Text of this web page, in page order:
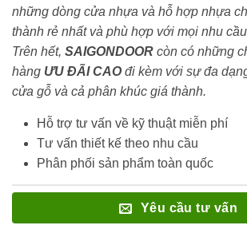
những dòng cửa nhựa và hỗ hợp nhựa
thành rẻ nhất và phù hợp với mọi nhu
Trên hết, SAIGONDOOR còn có những
hàng ƯU ĐÃI CAOđi kèm với sự đa
cửa gỗ và cả phân khúc giá thành.
Hỗ trợ tư vấn về kỹ thuật miễn phí
Tư vấn thiết kế theo nhu cầu
Phân phối sản phẩm toàn quốc
Yêu cầu tư vấn